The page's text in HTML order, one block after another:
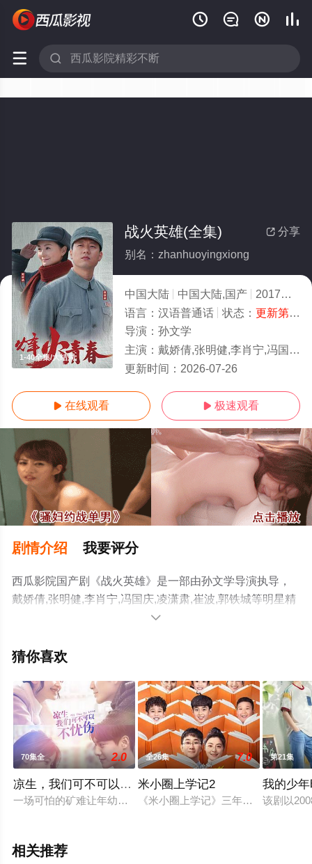
   
 
1-40全集/大结局
 分享
战火英雄(全集)
别名：zhanhuoyingxiong
中国大陆 中国大陆,国产 2017
6.0
语言： 汉语普通话 状态： 更新第31集
导演： 孙文学
主演： 戴娇倩,张明健,李肖宁,冯国庆,凌潇肃,崔波,郭铁城
更新时间： 2026-07-26
 在线观看  极速观看
剧情介绍 我要评分
西瓜影院国产剧《战火英雄》是一部由孙文学导演执导，
戴娇倩,张明健,李肖宁,冯国庆,凌潇肃,崔波,郭铁城等明星精
彩演绎的中国大陆电视剧，大结局剧情已揭晓（1-40全
瓜影视，更多相关信息可移步至豆瓣电视剧、电视猫或剧
。

猜你喜欢
70集全 2.0
凉生，我们可不可以不忧伤
一场可怕的矿难让年幼的凉生（马天宇 饰）遇见了名为姜生（
全26集 7.0
米小圈上学记2
《米小圈上学记》三年级第二季讲
第21集
我的少
该剧以
相关推荐